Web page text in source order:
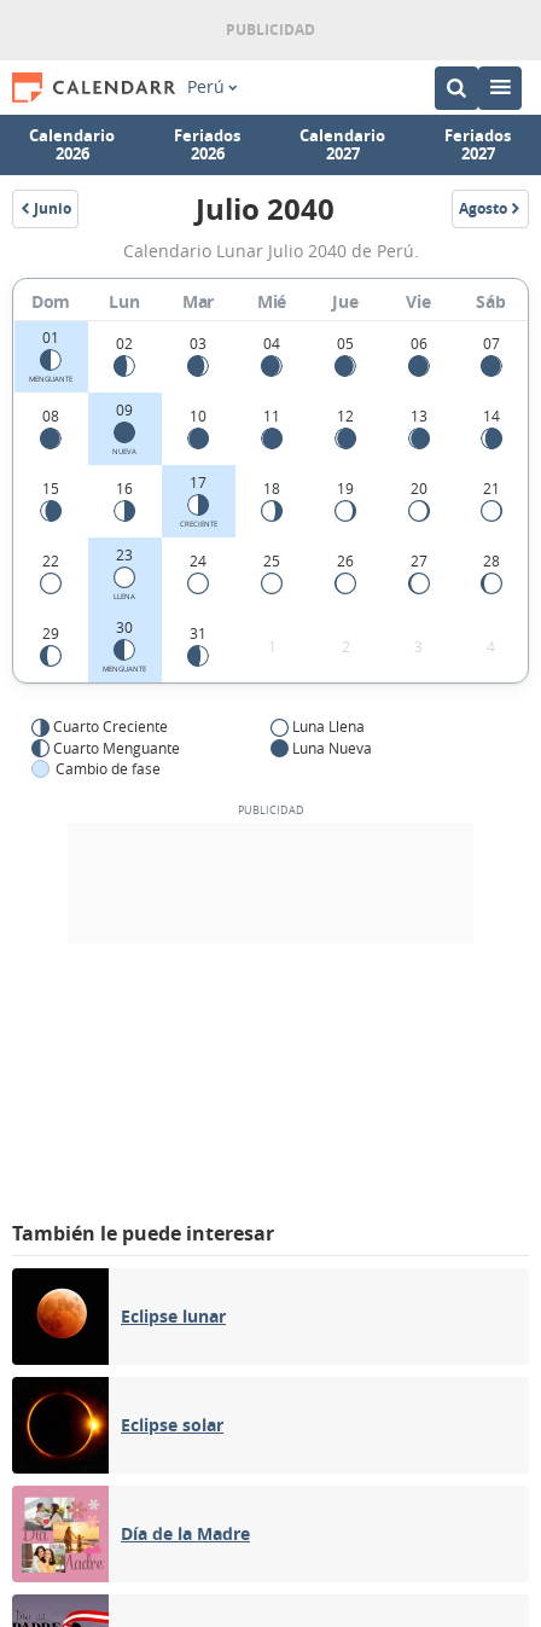
Perú
Calendario
2026
Feriados
2026
Calendario
2027
Feriados
2027
Junio
2040
Calendario
Lunar
Julio
2040
de
Perú.
Julio 2040 Agosto
2040
Calendario Lunar Julio 2040 de Perú.
Dom Lun Mar Mié Jue Vie Sáb
01
MENGUANTE
02 03 04 05 06 07
08 09
NUEVA
10 11 12 13 14
15 16 17
CRECIENTE
18 19 20 21
22 23
LLENA
24 25 26 27 28
29 30
MENGUANTE
31
1 2 3 4
Cuarto Creciente
Luna Llena
Cuarto Menguante
Luna Nueva
Cambio de fase
También le puede interesar
Eclipse lunar
Eclipse solar
Día de la Madre